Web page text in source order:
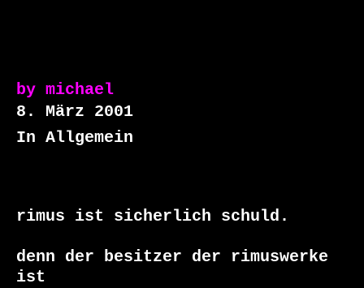
by michael
8. März 2001
In Allgemein
rimus ist sicherlich schuld.
denn der besitzer der rimuswerke
ist